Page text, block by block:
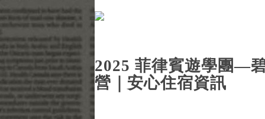
2025 菲律賓遊學團—
營｜安心住宿資訊